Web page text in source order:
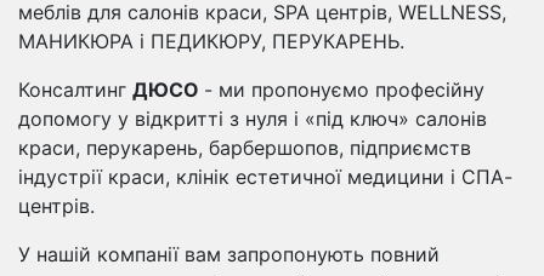
меблів для салонів краси, SPA центрів, WELLNESS,
МАНИКЮРА і ПЕДИКЮРУ, ПЕРУКАРЕНЬ.
Консалтинг ДЮСО - ми пропонуємо професійну
допомогу у відкритті з нуля і «під ключ» салонів
краси, перукарень, барбершопов, підприємств
індустрії краси, клінік естетичної медицини і СПА-
центрів.
У нашій компанії вам запропонують повний